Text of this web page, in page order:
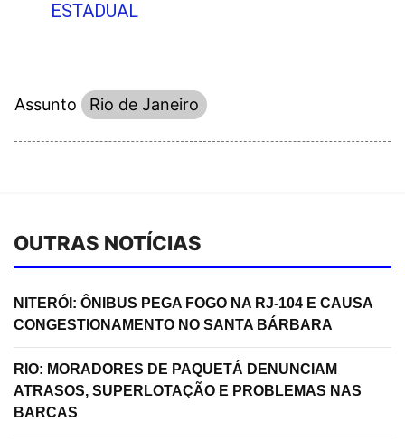
ESTADUAL
Assunto Rio de Janeiro
OUTRAS NOTÍCIAS
NITERÓI: ÔNIBUS PEGA FOGO NA RJ-104 E CAUSA
CONGESTIONAMENTO NO SANTA BÁRBARA
RIO: MORADORES DE PAQUETÁ DENUNCIAM
ATRASOS, SUPERLOTAÇÃO E PROBLEMAS NAS
BARCAS